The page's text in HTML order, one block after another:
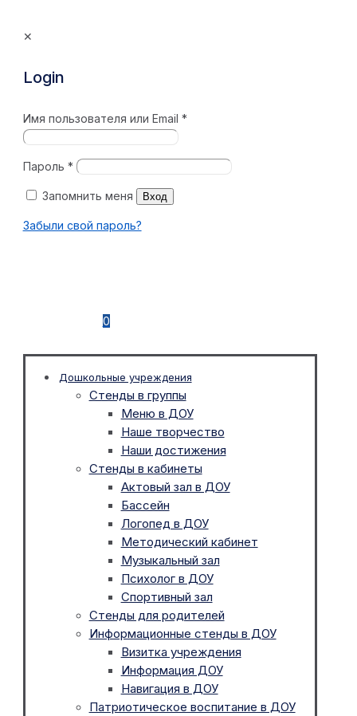
✕
Login
Имя пользователя или Email *
Пароль *
Запомнить меня Вход
Забыли свой пароль?
0
Дошкольные учреждения
Стенды в группы
Меню в ДОУ
Наше творчество
Наши достижения
Стенды в кабинеты
Актовый зал в ДОУ
Бассейн
Логопед в ДОУ
Методический кабинет
Музыкальный зал
Психолог в ДОУ
Спортивный зал
Стенды для родителей
Информационные стенды в ДОУ
Визитка учреждения
Информация ДОУ
Навигация в ДОУ
Патриотическое воспитание в ДОУ